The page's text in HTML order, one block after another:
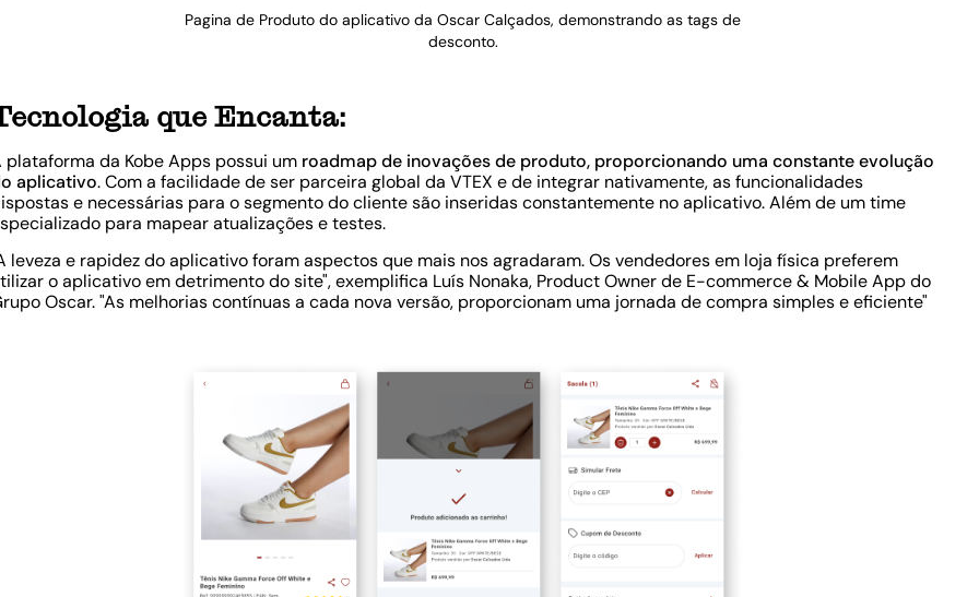
Pagina de Produto do aplicativo da Oscar Calçados, demonstrando as tags de
desconto.
que Encanta:
plataforma da Kobe Apps possui um roadmap de inovações de produto, proporcionando uma constante evolução
aplicativo. Com a facilidade de ser parceira global da VTEX e de integrar nativamente, as funcionalidades
e necessárias para o segmento do cliente são inseridas constantemente no aplicativo. Além de um time
para mapear atualizações e testes.
leveza e rapidez do aplicativo foram aspectos que mais nos agradaram. Os vendedores em loja física preferem
o aplicativo em detrimento do site", exemplifica Luís Nonaka, Product Owner de E-commerce & Mobile App do
Oscar."As melhorias contínuas a cada nova versão, proporcionam uma jornada de compra simples e eficiente"